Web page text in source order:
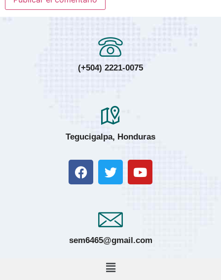
(+504) 2221-0075
Tegucigalpa, Honduras
sem6465@gmail.com